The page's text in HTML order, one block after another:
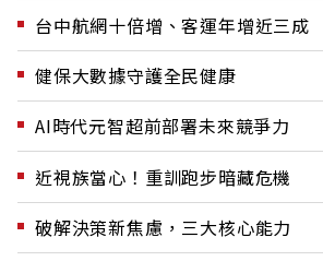
台中航網十倍增、客運年增近三成
健保大數據守護全民健康
AI時代元智超前部署未來競爭力
近視族當心！重訓跑步暗藏危機
破解決策新焦慮，三大核心能力